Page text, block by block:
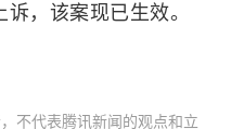
，该案现已生效。
不代表腾讯新闻的观点和立